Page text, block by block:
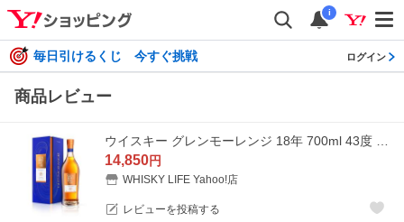
i
毎日引けるくじ 今すぐ挑戦 ログイン
商品レビュー
14,850円
WHISKY LIFE Yahoo!店
レビューを投稿する